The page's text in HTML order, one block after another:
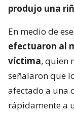
produjo una
En medio de
efectuaron al
víctima, quien
señalaron que
afectado a una
rápidamente a